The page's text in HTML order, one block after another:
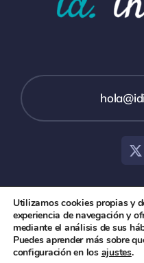
© 2026 id inbound •
y
Utilizamos cookies propias y
experiencia de navegación y
mediante el análisis de sus
Puedes aprender más sobre
configuración en los ajustes.